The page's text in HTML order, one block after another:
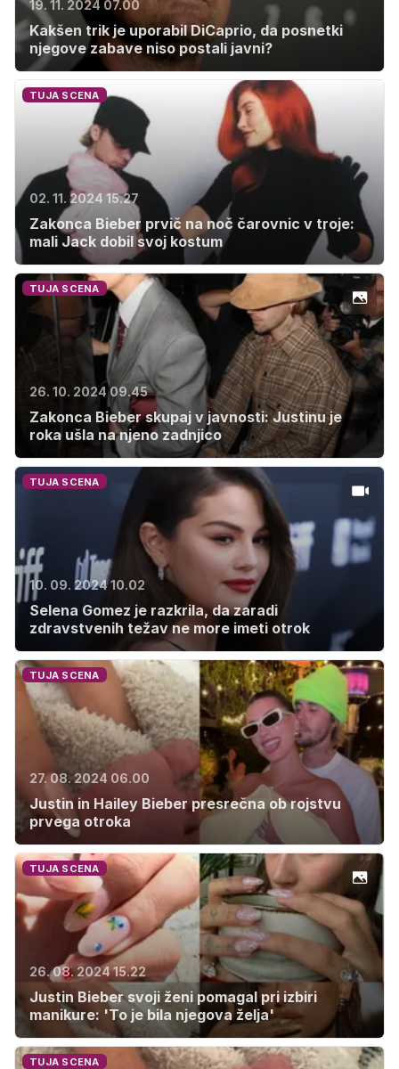
19. 11. 2024 07.00
Kakšen trik je uporabil DiCaprio, da posnetki
njegove zabave niso postali javni?
TUJA SCENA
02. 11. 2024 15.27
Zakonca Bieber prvič na noč čarovnic v troje:
mali Jack dobil svoj kostum
TUJA SCENA
26. 10. 2024 09.45
Zakonca Bieber skupaj v javnosti: Justinu je
roka ušla na njeno zadnjico
TUJA SCENA
10. 09. 2024 10.02
Selena Gomez je razkrila, da zaradi
zdravstvenih težav ne more imeti otrok
TUJA SCENA
27. 08. 2024 06.00
Justin in Hailey Bieber presrečna ob rojstvu
prvega otroka
TUJA SCENA
26. 08. 2024 15.22
Justin Bieber svoji ženi pomagal pri izbiri
manikure: 'To je bila njegova želja'
TUJA SCENA